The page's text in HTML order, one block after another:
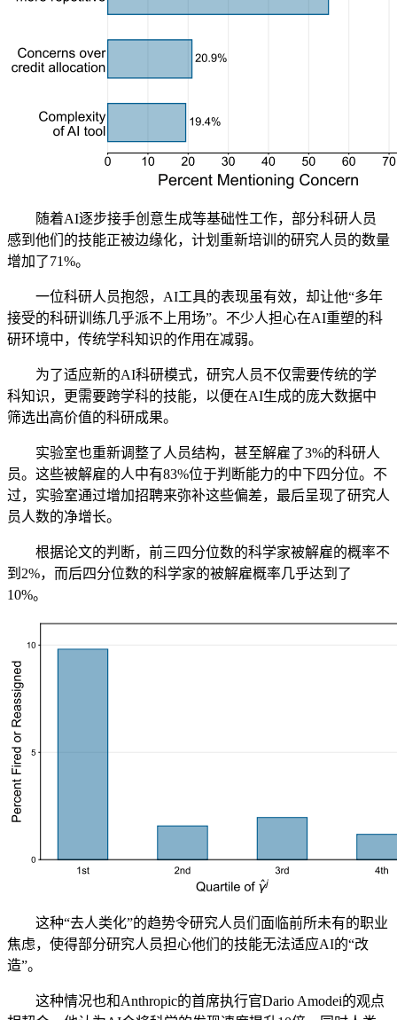
随着AI逐步接手创意生成等基础性工作，部分科研人员
感到他们的技能正被边缘化，计划重新培训的研究人员的数量
增加了71%。
一位科研人员抱怨，AI工具的表现虽有效，却让他“多年
接受的科研训练几乎派不上用场”。不少人担心在AI重塑的科
研环境中，传统学科知识的作用在减弱。
为了适应新的AI科研模式，研究人员不仅需要传统的学
科知识，更需要跨学科的技能，以便在AI生成的庞大数据中
筛选出高价值的科研成果。
实验室也重新调整了人员结构，甚至解雇了3%的科研人
员。这些被解雇的人中有83%位于判断能力的中下四分位。不
过，实验室通过增加招聘来弥补这些偏差，最后呈现了研究人
员人数的净增长。
根据论文的判断，前三四分位数的科学家被解雇的概率不
到2%，而后四分位数的科学家的被解雇概率几乎达到了
10%。
这种“去人类化”的趋势令研究人员们面临前所未有的职业
焦虑，使得部分研究人员担心他们的技能无法适应AI的“改
造”。
这种情况也和Anthropic的首席执行官Dario Amodei的观点